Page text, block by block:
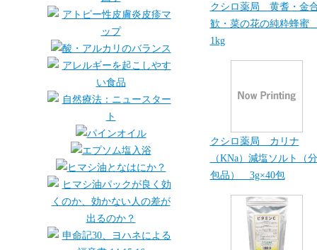
クシロ薬局 黄耆・金
歓・菜の花の純粋蜂
1kg
クシロ薬局 カリナ
（KNa）減塩ソルト（分
包品） 3g×40包